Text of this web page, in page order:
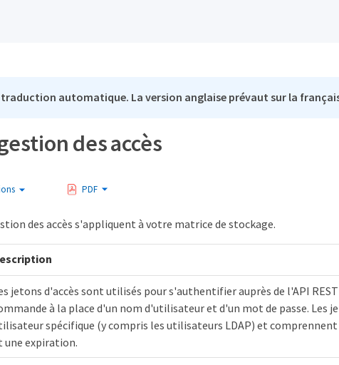
automatique. La version anglaise prévaut sur la
des accès
PDF
des accès s'appliquent à votre matrice de stockage.
jetons d'accès sont utilisés pour s'authentifier auprès de l'API
à la place d'un nom d'utilisateur et d'un mot de passe. Les
spécifique (y compris les utilisateurs LDAP) et
une expiration.